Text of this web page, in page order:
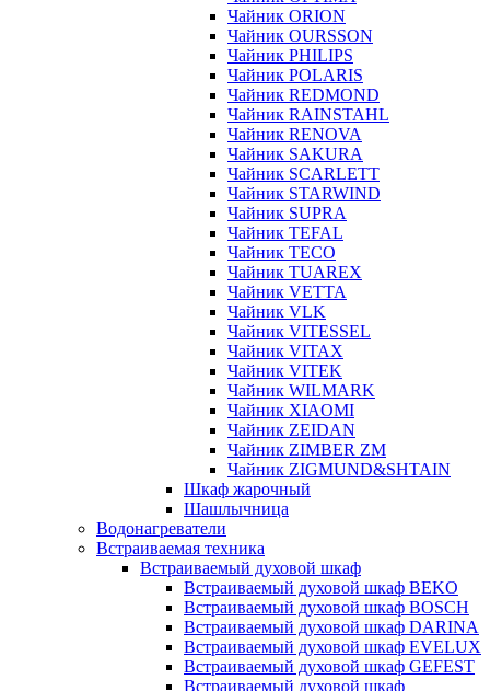
Чайник ORION
Чайник OURSSON
Чайник PHILIPS
Чайник POLARIS
Чайник REDMOND
Чайник RAINSTAHL
Чайник RENOVA
Чайник SAKURA
Чайник SCARLETT
Чайник STARWIND
Чайник SUPRA
Чайник TEFAL
Чайник TECO
Чайник TUAREX
Чайник VETTA
Чайник VLK
Чайник VITESSEL
Чайник VITAX
Чайник VITEK
Чайник WILMARK
Чайник XIAOMI
Чайник ZEIDAN
Чайник ZIMBER ZM
Чайник ZIGMUND&SHTAIN
Шкаф жарочный
Шашлычница
Водонагреватели
Встраиваемая техника
Встраиваемый духовой шкаф
Встраиваемый духовой шкаф BEKO
Встраиваемый духовой шкаф BOSCH
Встраиваемый духовой шкаф DARINA
Встраиваемый духовой шкаф EVELUX
Встраиваемый духовой шкаф GEFEST
Встраиваемый духовой шкаф